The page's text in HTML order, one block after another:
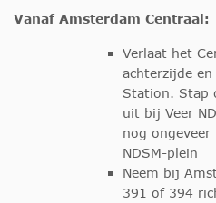
Vanaf Amsterdam Centraal:
Verlaat het
achterzijde
Station. Stap
uit bij Veer
nog
NDSM-plein
Neem bij
391 of 394